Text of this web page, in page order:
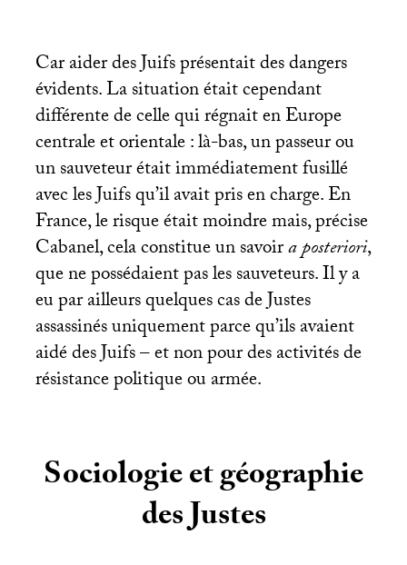
Car aider des Juifs présentait des dangers
évidents. La situation était cependant
différente de celle qui régnait en Europe
centrale et orientale : là-bas, un passeur ou
un sauveteur était immédiatement fusillé
avec les Juifs qu’il avait pris en charge. En
France, le risque était moindre mais, précise
Cabanel, cela constitue un savoira posteriori,
que ne possédaient pas les sauveteurs. Il y a
eu par ailleurs quelques cas de Justes
assassinés uniquement parce qu’ils avaient
aidé des Juifs – et non pour des activités de
résistance politique ou armée.
Sociologie et géographie
des Justes